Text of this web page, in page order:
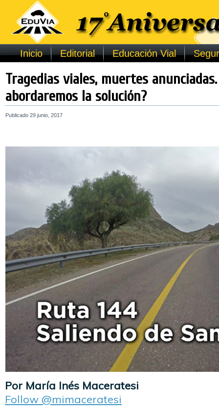
Inicio Editorial Educación Vial
Tragedias viales, muertes anunciadas.
abordaremos la solución?
Publicado 29 junio, 2017
Por María Inés Maceratesi
Follow @mimaceratesi